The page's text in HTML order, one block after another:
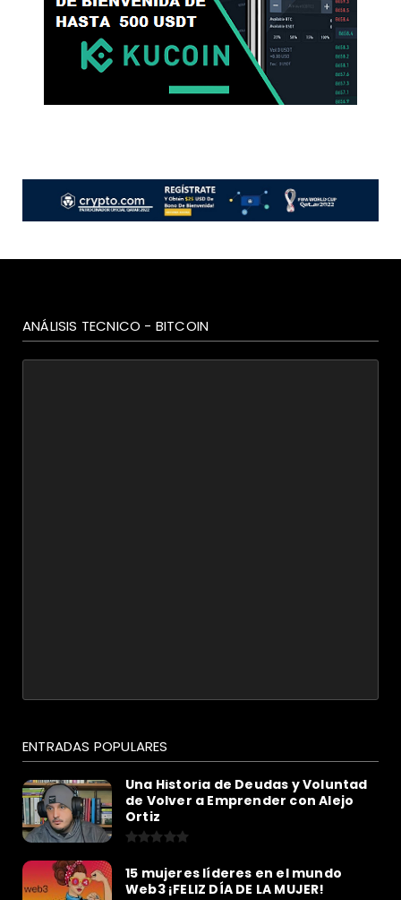
ANÁLISIS TECNICO - BITCOIN
ENTRADAS POPULARES
Una Historia de Deudas y Voluntad
de Volver a Emprender con Alejo
Ortiz
15 mujeres líderes en el mundo
Web3 ¡FELIZ DÍA DE LA MUJER!